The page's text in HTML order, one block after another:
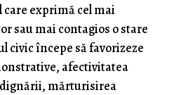
exprimă cel mai
sau mai contagios o stare
civic începe să favorizeze
afectivitatea
mărturisirea